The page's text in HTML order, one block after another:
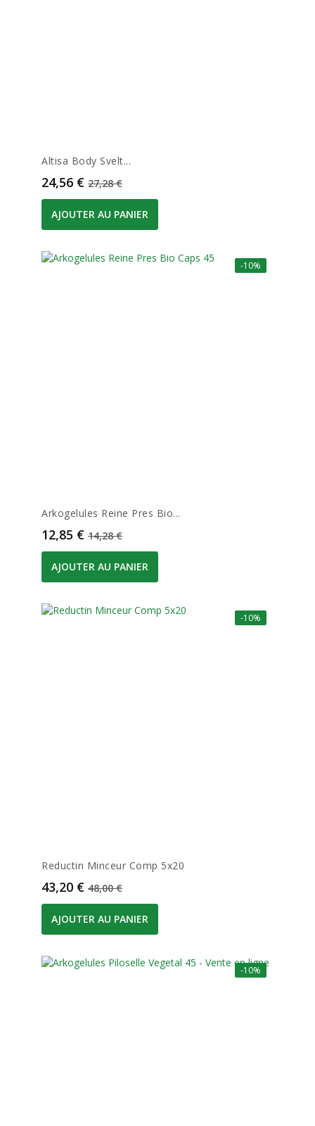
Altisa Body Svelt...
Prix
24,56 € Prix de base
27,28 €
AJOUTER AU PANIER
-10%
Arkogelules Reine Pres Bio...
Prix
12,85 € Prix de base
14,28 €
AJOUTER AU PANIER
-10%
Reductin Minceur Comp 5x20
Prix
43,20 € Prix de base
48,00 €
AJOUTER AU PANIER
-10%